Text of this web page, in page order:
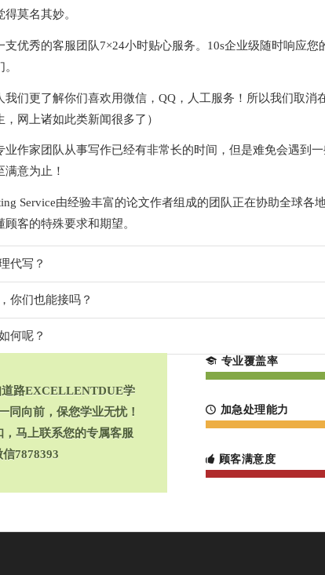
莫名其妙。
支优秀的客服团队7×24小时贴心服务。10s企业级随时响应
我们更了解你们喜欢用微信，QQ，人工服务！所以我们取消
网上诸如此类新闻很多了）
业作家团队从事写作已经有非常长的时间，但是难免会遇到
意为止！
Service由经验丰富的论文作者组成的团队正在协助全球各
客的特殊要求和期望。
代写？
你们也能接吗？
何呢？
路EXCELLENTDUE学
同向前，保您学业无忧！
马上联系您的专属客服
7878393
专业覆盖率
加急处理能力
顾客满意度